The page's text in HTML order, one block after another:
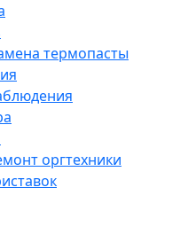
термопасты
оргтехники